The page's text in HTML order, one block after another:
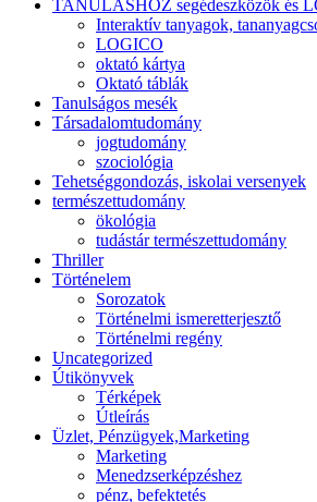
TANULÁSHOZ segédeszközök és
Interaktív tanyagok,
LOGICO
oktató kártya
Oktató táblák
Tanulságos mesék
Társadalomtudomány
jogtudomány
szociológia
Tehetséggondozás, iskolai versenyek
természettudomány
ökológia
tudástár természettudomány
Thriller
Történelem
Sorozatok
Történelmi ismeretterjesztő
Történelmi regény
Uncategorized
Útikönyvek
Térképek
Útleírás
Üzlet, Pénzügyek,Marketing
Marketing
Menedzserképzéshez
pénz, befektetés